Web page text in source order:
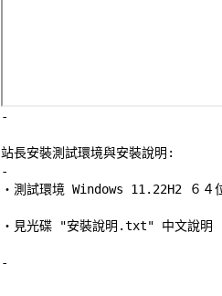
-
站長安裝測試環境與安裝說明:
-
‧測試環境 Windows 11.22H2 ６４
‧見光碟 "安裝說明.txt" 中文說明
-